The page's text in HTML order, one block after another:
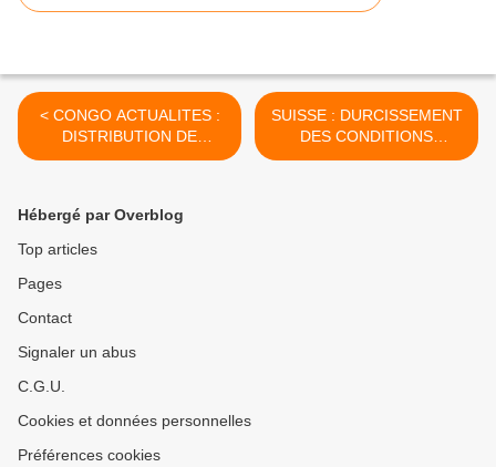
< CONGO ACTUALITES :
DISTRIBUTION DE
QUELQUES
POUR OYO, RIEN POUR
SUISSE : DURCISSEMENT
DES CONDITIONS
D'IMMIGRATION, UN
Hébergé par Overblog
Top articles
Pages
Contact
Signaler un abus
C.G.U.
Cookies et données personnelles
Préférences cookies